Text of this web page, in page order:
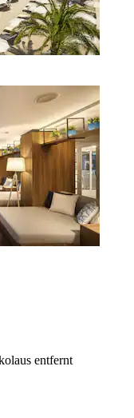
entfernt